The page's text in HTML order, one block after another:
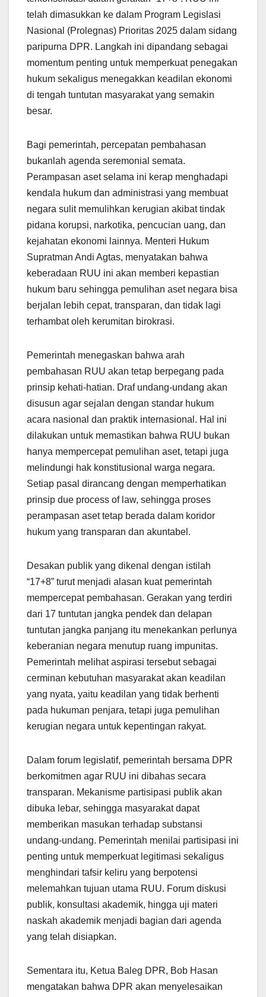
telah dimasukkan ke dalam Program Legislasi
Nasional (Prolegnas) Prioritas 2025 dalam sidang
paripurna DPR. Langkah ini dipandang sebagai
momentum penting untuk memperkuat penegakan
hukum sekaligus menegakkan keadilan ekonomi
di tengah tuntutan masyarakat yang semakin
besar.
Bagi pemerintah, percepatan pembahasan
bukanlah agenda seremonial semata.
Perampasan aset selama ini kerap menghadapi
kendala hukum dan administrasi yang membuat
negara sulit memulihkan kerugian akibat tindak
pidana korupsi, narkotika, pencucian uang, dan
kejahatan ekonomi lainnya. Menteri Hukum
Supratman Andi Agtas, menyatakan bahwa
keberadaan RUU ini akan memberi kepastian
hukum baru sehingga pemulihan aset negara bisa
berjalan lebih cepat, transparan, dan tidak lagi
terhambat oleh kerumitan birokrasi.
Pemerintah menegaskan bahwa arah
pembahasan RUU akan tetap berpegang pada
prinsip kehati-hatian. Draf undang-undang akan
disusun agar sejalan dengan standar hukum
acara nasional dan praktik internasional. Hal ini
dilakukan untuk memastikan bahwa RUU bukan
hanya mempercepat pemulihan aset, tetapi juga
melindungi hak konstitusional warga negara.
Setiap pasal dirancang dengan memperhatikan
prinsip due process of law, sehingga proses
perampasan aset tetap berada dalam koridor
hukum yang transparan dan akuntabel.
Desakan publik yang dikenal dengan istilah
“17+8” turut menjadi alasan kuat pemerintah
mempercepat pembahasan. Gerakan yang terdiri
dari 17 tuntutan jangka pendek dan delapan
tuntutan jangka panjang itu menekankan perlunya
keberanian negara menutup ruang impunitas.
Pemerintah melihat aspirasi tersebut sebagai
cerminan kebutuhan masyarakat akan keadilan
yang nyata, yaitu keadilan yang tidak berhenti
pada hukuman penjara, tetapi juga pemulihan
kerugian negara untuk kepentingan rakyat.
Dalam forum legislatif, pemerintah bersama DPR
berkomitmen agar RUU ini dibahas secara
transparan. Mekanisme partisipasi publik akan
dibuka lebar, sehingga masyarakat dapat
memberikan masukan terhadap substansi
undang-undang. Pemerintah menilai partisipasi ini
penting untuk memperkuat legitimasi sekaligus
menghindari tafsir keliru yang berpotensi
melemahkan tujuan utama RUU. Forum diskusi
publik, konsultasi akademik, hingga uji materi
naskah akademik menjadi bagian dari agenda
yang telah disiapkan.
Sementara itu, Ketua Baleg DPR, Bob Hasan
mengatakan bahwa DPR akan menyelesaikan